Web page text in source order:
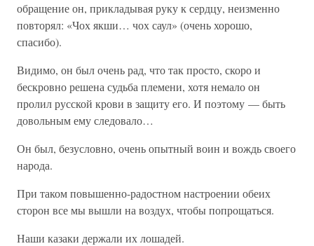
обращение он, прикладывая руку к сердцу, неизменно
повторял: «Чох якши… чох саул» (очень хорошо,
спасибо).
Видимо, он был очень рад, что так просто, скоро и
бескровно решена судьба племени, хотя немало он
пролил русской крови в защиту его. И поэтому — быть
довольным ему следовало…
Он был, безусловно, очень опытный воин и вождь своего
народа.
При таком повышенно-радостном настроении обеих
сторон все мы вышли на воздух, чтобы попрощаться.
Наши казаки держали их лошадей.